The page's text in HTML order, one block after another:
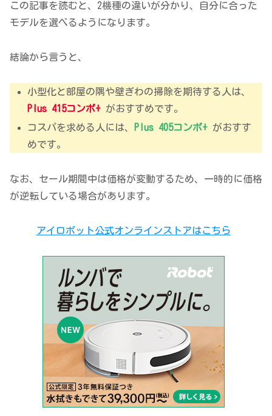
この記事を読むと、2機種の違いが分かり、自分に合った
モデルを選べるようになります。
結論から言うと、
小型化と部屋の隅や壁ぎわの掃除を期待する人は、
Plus 415コンボ+ がおすすめです。
コスパを求める人には、
Plus 405コンボ+ がおすす
めです。
なお、セール期間中は価格が変動するため、一時的に価格
が逆転している場合があります。
アイロボット公式オンラインストアはこちら